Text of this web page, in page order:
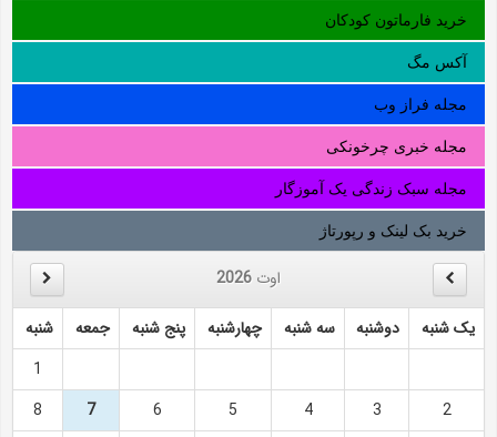
خرید فارماتون کودکان
آکس مگ
مجله فراز وب
مجله خبری چرخونکی
مجله سبک زندگی یک آموزگار
خرید بک لینک و رپورتاژ
اوت 2026
یک شنبه دوشنبه سه شنبه چهارشنبه پنج شنبه جمعه
شنبه
1
2
3
4
5
6
7
8